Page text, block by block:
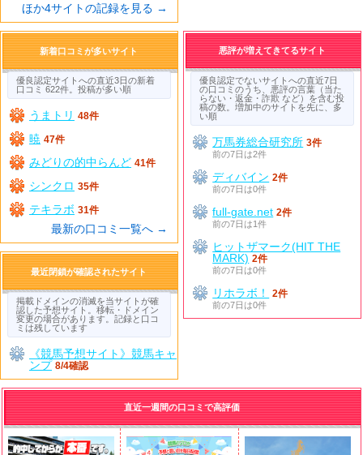
ほか4サイトの記録を見る →
新着口コミが多いサイト
優良認定サイトへの直近3日の新着
口コミ 622件。投稿が多い順
うまトリ 48件
暁 47件
みどりの的中らんど 41件
シンクロ 35件
テキラボ 31件
最新の口コミ一覧へ →
悪評が増えてきてるサイト
優良認定でないサイトへの直近7日
の口コミのうち、悪評の言葉（当た
らない・返金・詐欺 など）を含む投
稿の数。増加中のサイトを先に、多
い順
万馬券総合研究所 3件
前の7日は2件
ディバイン 2件
前の7日は0件
full-gate.net 2件
前の7日は1件
ヒットザマーク(HIT THE
MARK) 2件
前の7日は0件
リホラボ！
2件
前の7日は0件
最近閉鎖が確認されたサイト
掲載ドメインの消滅を当サイトが確
認した予想サイト。移転・ドメイン
変更の場合があります。記録と口コ
ミは残しています
《競馬予想サイト》競馬キャ
ンプ 8/4確認
直近一週間の口コミで高評価